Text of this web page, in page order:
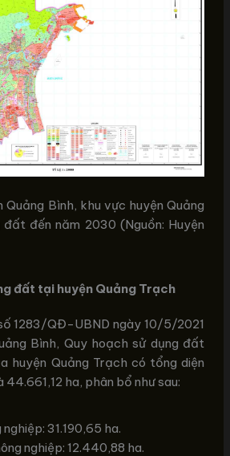
Bình, khu vực huyện Quảng
đến năm 2030 (Nguồn: Huyện
đất tại huyện Quảng Trạch
1283/QĐ-UBND ngày 10/5/2021
Bình, Quy hoạch sử dụng đất
huyện Quảng Trạch có tổng diện
ha, phân bổ như sau:
31.190,65 ha.
nghiệp: 12.440,88 ha.